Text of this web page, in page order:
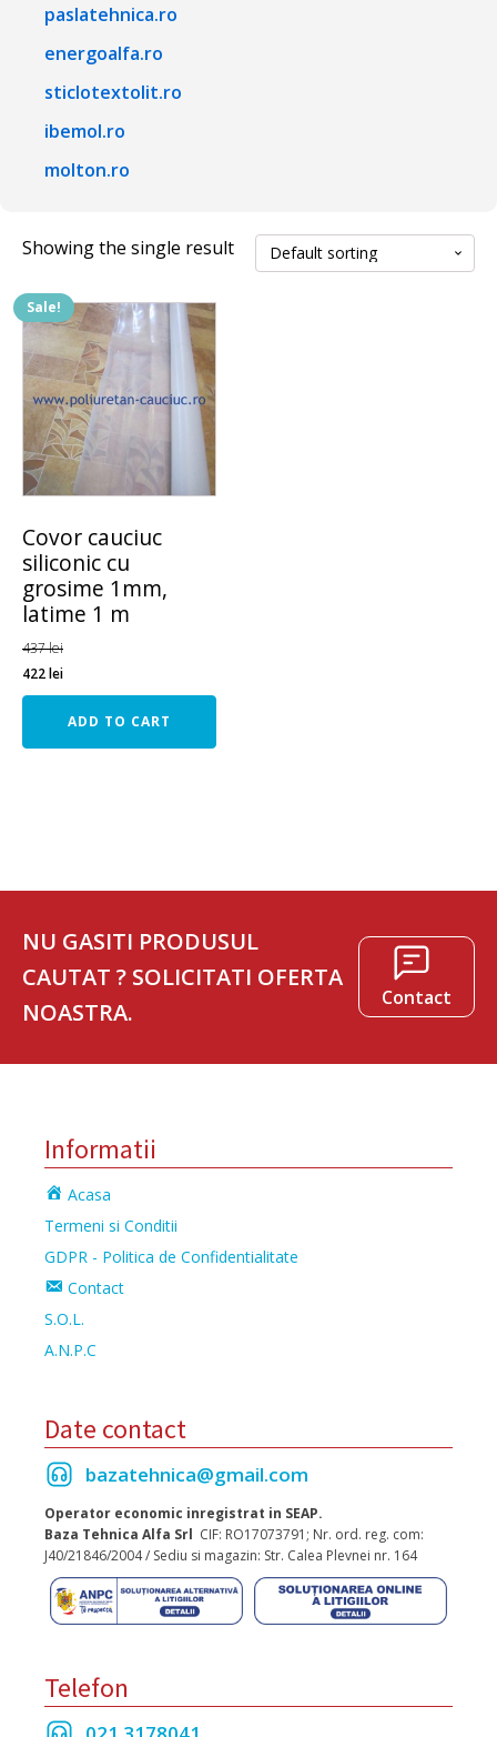
paslatehnica.ro
energoalfa.ro
sticlotextolit.ro
ibemol.ro
molton.ro
Showing the single result
Sale!
Covor cauciuc
siliconic cu
grosime 1mm,
latime 1 m
437lei
422lei
ADD TO CART
NU GASITI PRODUSUL
CAUTAT ? SOLICITATI OFERTA
NOASTRA.
Contact
Informatii
Acasa
Termeni si Conditii
GDPR - Politica de Confidentialitate
Contact
S.O.L.
A.N.P.C
Date contact
bazatehnica@gmail.com
Operator economic inregistrat in SEAP.
Baza Tehnica Alfa Srl CIF: RO17073791; Nr. ord. reg. com:
J40/21846/2004 / Sediu si magazin: Str. Calea Plevnei nr. 164
Telefon